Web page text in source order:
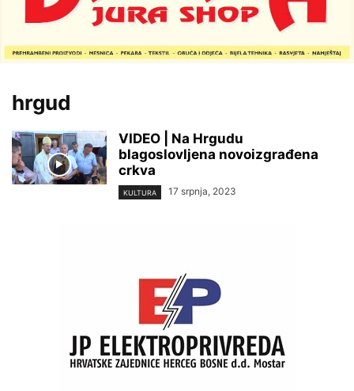
hrgud
VIDEO | Na Hrgudu
blagoslovljena novoizgrađena
crkva
KULTURA 17 srpnja, 2023